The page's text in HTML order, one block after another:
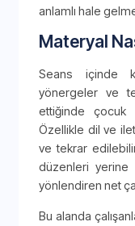
anlamlı hale
Materyal
Seans içinde
yönergeler ve
ettiğinde çocuk
Özellikle dil ve
ve tekrar
düzenleri yerine
yönlendiren net
Bu alanda